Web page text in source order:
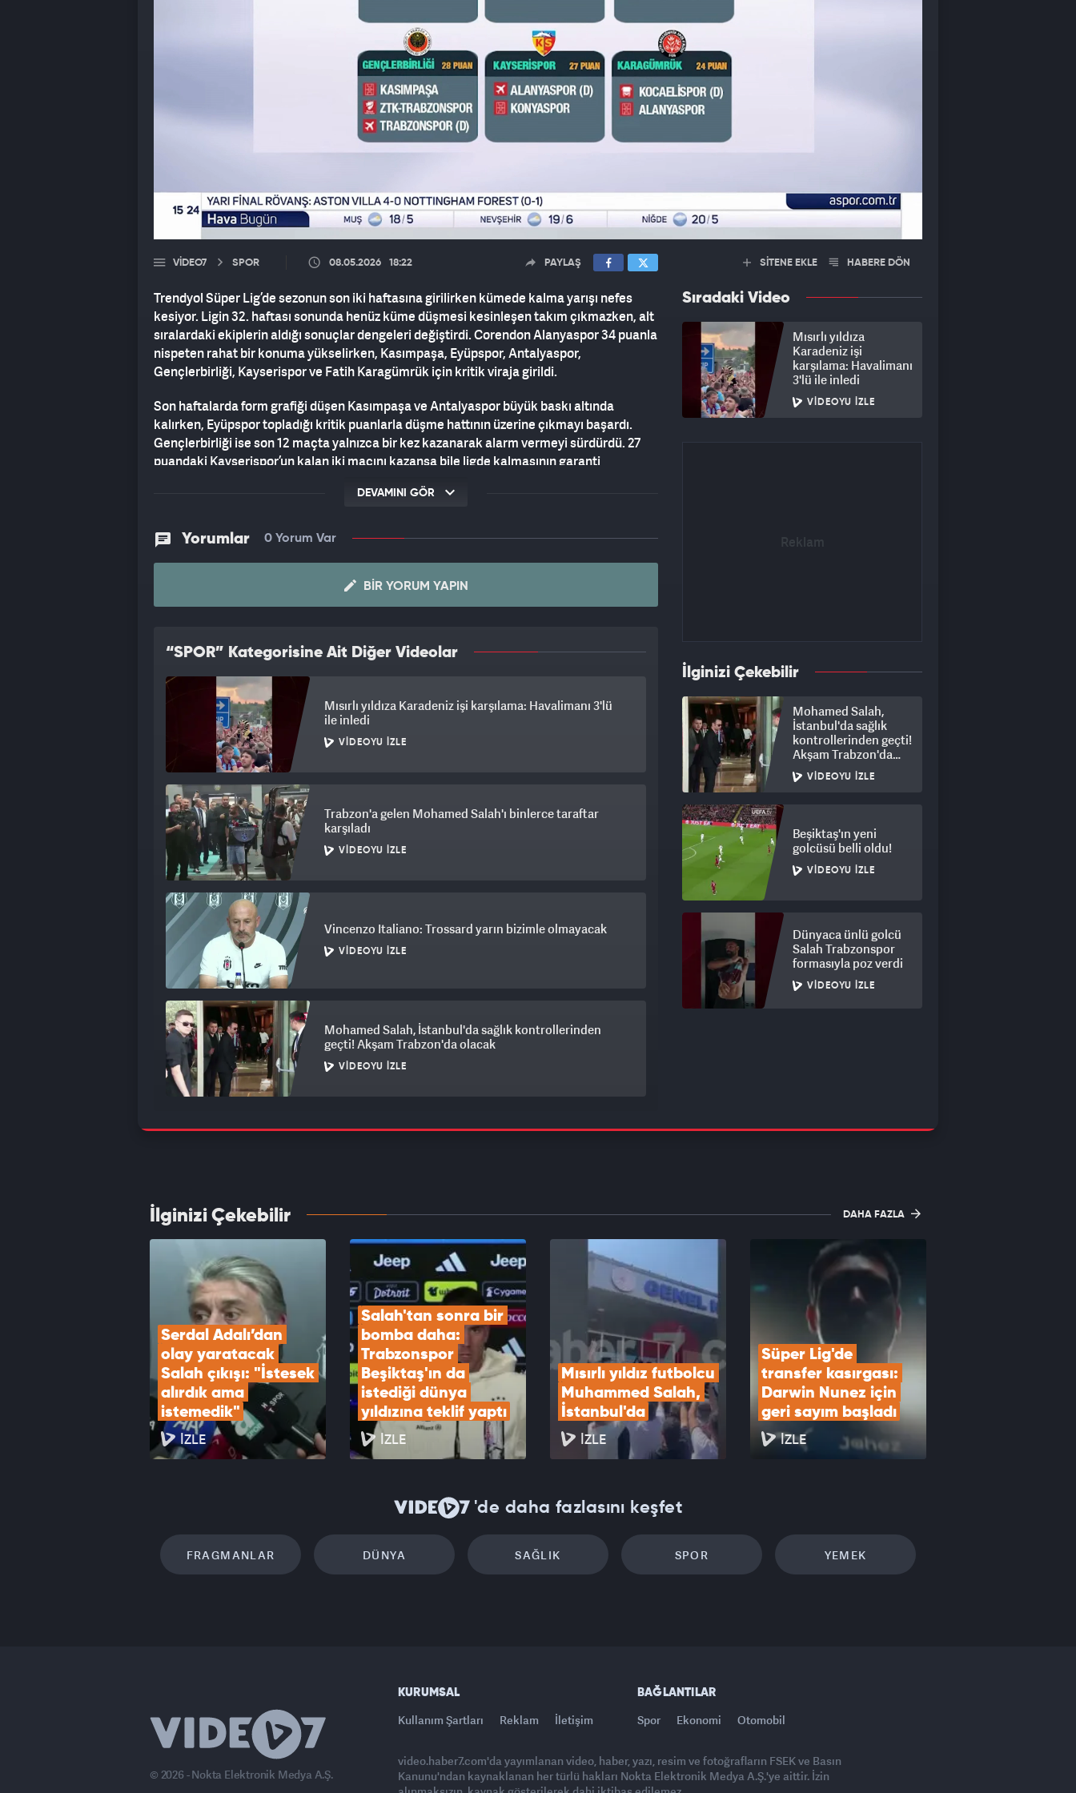
VIDEO7 SPOR 08.05.2026 18:22 PAYLAŞ
Trendyol Süper Lig’de sezonun son iki haftasına girilirken kümede kalma yarışı nefes
kesiyor. Ligin 32. haftası sonunda henüz küme düşmesi kesinleşen takım çıkmazken, alt
sıralardaki ekiplerin aldığı sonuçlar dengeleri değiştirdi. Corendon Alanyaspor 34 puanla
nispeten rahat bir konuma yükselirken, Kasımpaşa, Eyüpspor, Antalyaspor,
Gençlerbirliği, Kayserispor ve Fatih Karagümrük için kritik viraja girildi.
Son haftalarda form grafiği düşen Kasımpaşa ve Antalyaspor büyük baskı altında
kalırken, Eyüpspor topladığı kritik puanlarla düşme hattının üzerine çıkmayı başardı.
Gençlerbirliği ise son 12 maçta yalnızca bir kez kazanarak alarm vermeyi sürdürdü. 27
puandaki Kayserispor’un kalan iki maçını kazansa bile ligde kalmasının garanti
deplasmanından aldığı puanın ardından Gençlerbirliği’ni mağlup ederek umutlarını son
haftalara taşıyan İstanbul temsilcisi, kalan maçlarda hata yapması halinde Süper Lig’e
veda edecek. Kümede kalma savaşında son düdüğe kadar büyük heyecan yaşanması
DEVAMINI GÖR
Yorumlar 0 Yorum Var
BIR YORUM YAPIN
“SPOR” Kategorisine Ait Diğer Videolar
Mısırlı yıldıza Karadeniz işi karşılama: Havalimanı 3'lü
ile inledi
VIDEOYU İZLE
Trabzon'a gelen Mohamed Salah'ı binlerce taraftar
karşıladı
VIDEOYU İZLE
Vincenzo Italiano: Trossard yarın bizimle olmayacak
VIDEOYU İZLE
Mohamed Salah, İstanbul'da sağlık kontrollerinden
geçti! Akşam Trabzon'da olacak
VIDEOYU İZLE
Transferde dev kapışma! Beşiktaş ilgileniyordu,
Trabzonspor yıldız santrforu bitiriyor
VIDEOYU İZLE
SİTENE EKLE HABERE DÖN
Sıradaki Video
Mısırlı yıldıza
Karadeniz işi
karşılama: Havalimanı
3'lü ile inledi
VIDEOYU İZLE
İlginizi Çekebilir
Mohamed Salah,
İstanbul'da sağlık
kontrollerinden geçti!
Akşam Trabzon'da
olacak
VIDEOYU İZLE
Beşiktaş'ın yeni
golcüsü belli oldu!
VIDEOYU İZLE
Dünyaca ünlü golcü
Salah Trabzonspor
formasıyla poz verdi
VIDEOYU İZLE
İlginizi Çekebilir DAHA FAZLA
Serdal Adalı’dan
olay yaratacak
Salah çıkışı: "İstesek
alırdık ama
istemedik"
İZLE
Salah'tan sonra bir
bomba daha:
Trabzonspor
Beşiktaş'ın da
istediği dünya
yıldızına teklif yaptı
İZLE
Mısırlı yıldız futbolcu
Muhammed Salah,
İstanbul'da
İZLE
Süper Lig'de
transfer kasırgası:
Darwin Nunez için
geri sayım başladı
İZLE
'de daha fazlasını keşfet
FRAGMANLAR DÜNYA SAĞLIK SPOR YEMEK
© 2026 - Nokta Elektronik Medya A.Ş.
KURUMSAL
Kullanım Şartları Reklam İletişim
BAĞLANTILAR
Spor Ekonomi Otomobil
video.haber7.com'da yayımlanan video, haber, yazı, resim ve fotoğrafların FSEK ve Basın
Kanunu'ndan kaynaklanan her türlü hakları Nokta Elektronik Medya A.Ş.'ye aittir. İzin